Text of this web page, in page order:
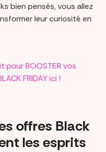
bien pensés, vous allez
leur curiosité en
pour BOOSTER vos
FRIDAY ici !
offres Black
les esprits